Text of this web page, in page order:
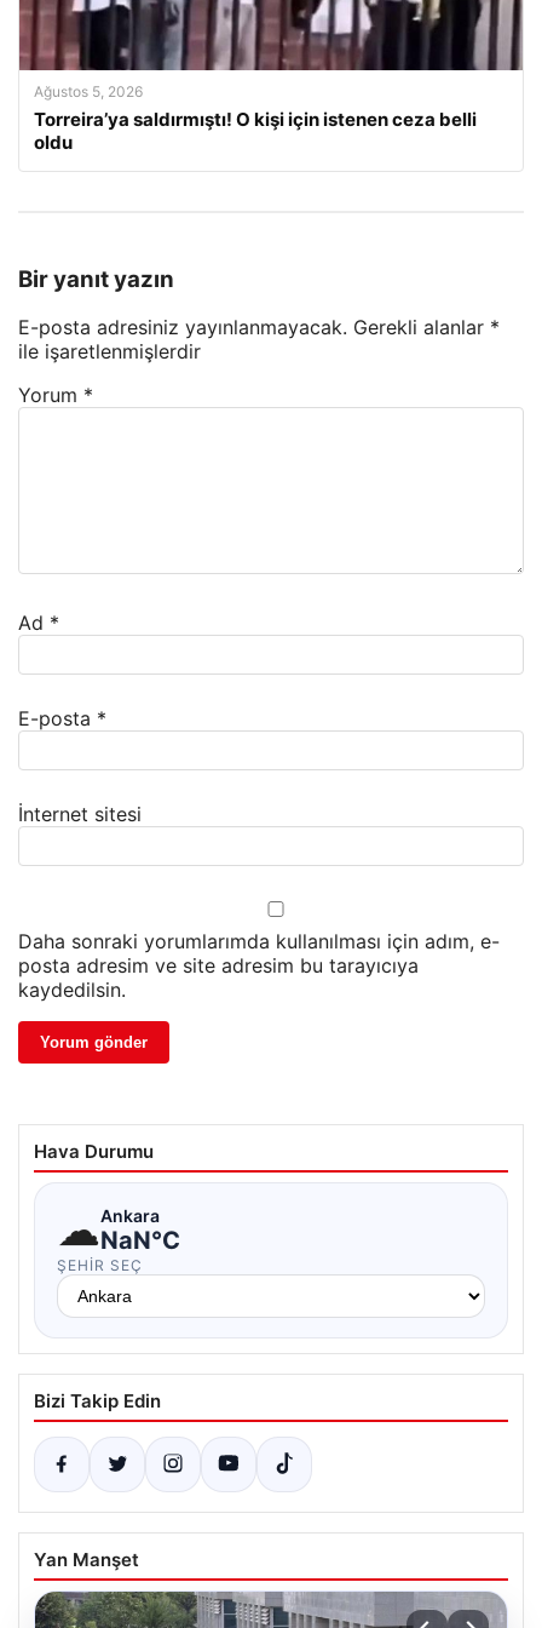
Ağustos 5, 2026
Torreira’ya saldırmıştı! O kişi için istenen ceza belli
oldu
Bir yanıt yazın
E-posta adresiniz yayınlanmayacak. Gerekli alanlar *
ile işaretlenmişlerdir
Yorum *
Ad *
E-posta *
İnternet sitesi
Daha sonraki yorumlarımda kullanılması için adım, e-
posta adresim ve site adresim bu tarayıcıya
kaydedilsin.
Hava Durumu
☁Ankara
NaN°C
ŞEHIR SEÇ
Bizi Takip Edin
Yan Manşet